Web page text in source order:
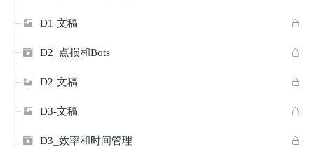

 D1-文稿

 D2_点损和Bots

 D2-文稿

 D3-文稿

 D3_效率和时间管理